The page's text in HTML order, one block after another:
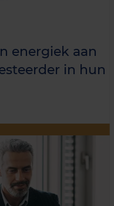
energiek aan
in hun